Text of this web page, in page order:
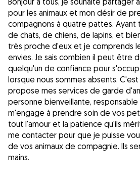
pour les animaux et mon désir de
compagnons à quatre pattes.
de chats, de chiens, de lapins, et
très proche d'eux et je comprends
envies. Je sais combien il peut être
quelqu'un de confiance pour
lorsque nous sommes absents.
propose mes services de garde
personne bienveillante,
m'engage à prendre soin de vos
tout l'amour et la patience qu'ils
me contacter pour que je puisse
de vos animaux de compagnie. Ils
mains.